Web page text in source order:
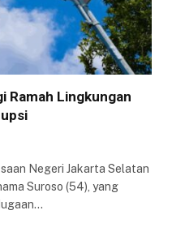
Ramah Lingkungan
Negeri Jakarta Selatan
Suroso (54), yang